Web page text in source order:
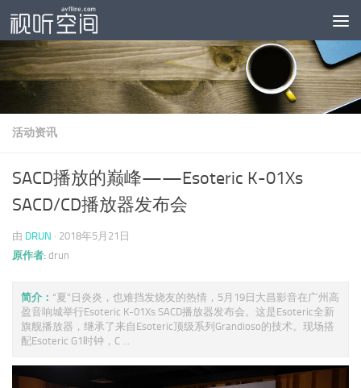
跳至内容
活动资讯
SACD播放的巅峰——Esoteric K-01Xs
SACD/CD播放器发布会
由 DRUN · 2018年5月21日
原作者: drun
简介： “夏”日炎炎，也难挡发烧友的热情，5月19日大昌影音在广州高
盈音响城举行Esoteric K-01Xs SACD播放器发布会。这是Esoteric全新
旗舰播放器，继承了来自Esoteric顶级系列Grandioso的技术。现场搭
配Esoteric G1时钟，C ...